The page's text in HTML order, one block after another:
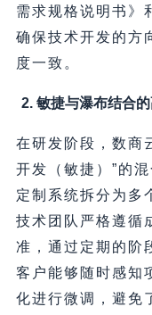
需求规格说明书》
确保技术开发的方
度一致。
2. 敏捷与瀑布结合
在研发阶段，数商
开发（敏捷）”的
定制系统拆分为多
技术团队严格遵循
准，通过定期的阶
客户能够随时感知
化进行微调，避免